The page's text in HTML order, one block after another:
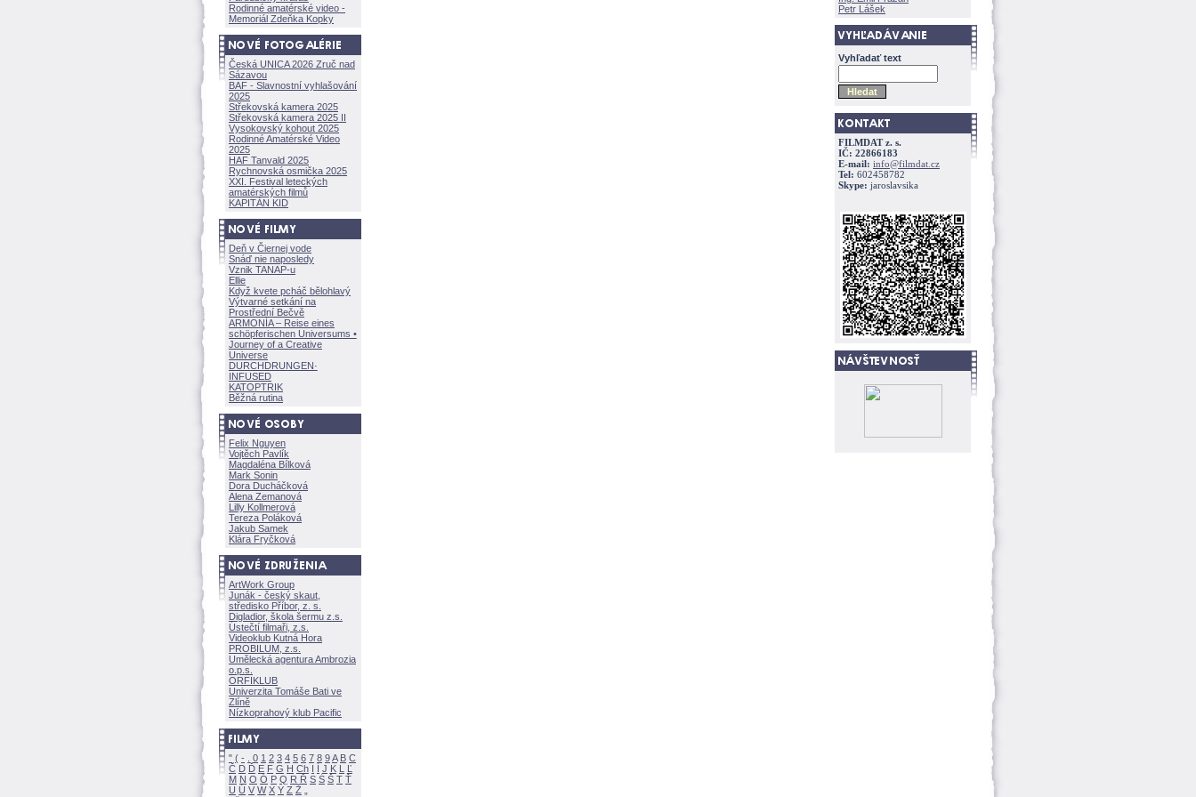
Rodinné amatérské video -
Memoriál Zdeňka Kopky
Česká UNICA 2026 Zruč nad
Sázavou
BAF - Slavnostní vyhlašování
2025
Střekovská kamera 2025
Střekovská kamera 2025 II
Vysokovský kohout 2025
Rodinné Amatérské Video
2025
HAF Tanvald 2025
Rychnovská osmička 2025
XXI. Festival leteckých
amatérských filmů
KAPITÁN KID
Deň v Čiernej vode
Snáď nie naposledy
Vznik TANAP-u
Ellie
Když kvete pcháč bělohlavý
Výtvarné setkání na
Prostřední Bečvě
ARMONÍA – Reise eines
schöpferischen Universums •
Journey of a Creative
Universe
DURCHDRUNGEN·
INFUSED
KATOPTRIK
Běžná rutina
Felix Nguyen
Vojtěch Pavlík
Magdaléna Bílkov
Mark Sonin
Dora Ducháčkov
Alena Zemanov
Lilly Kollmerov
Tereza Polákov
Jakub Samek
Klára Fryčkov
ArtWork Group
Junák - český skaut,
středisko Příbor, z. s.
Digladior, škola šermu z.s.
Ústečtí filmaři, z.s.
Videoklub Kutná Hora
PROBILUM, z.s.
Umělecká agentura Ambrozia
o.p.s.
ORFIKLUB
Univerzita Tomáše Bati ve
Zlíně
Nízkoprahový klub Pacific
" ( - 0 1 2 3 4 5 6 7 8 9A B C
Č D Ď E F G H Ch I Í J K L
Ľ
M N O Ó P Q R Ř S Ś T Ť
U Ú V W X Y Z
Petr Lášek
Vyhľadať text
FILMDAT z. s.
IČ: 22866183
E-mail: info@filmdat.cz
Tel: 602458782
Skype: jaroslavsika